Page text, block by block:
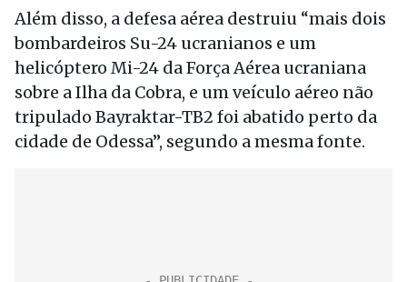
Além disso, a defesa aérea destruiu “mais dois
bombardeiros Su-24 ucranianos e um
helicóptero Mi-24 da Força Aérea ucraniana
sobre a Ilha da Cobra, e um veículo aéreo não
tripulado Bayraktar-TB2 foi abatido perto da
cidade de Odessa”, segundo a mesma fonte.